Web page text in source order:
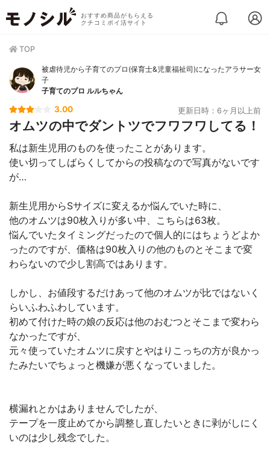
おすすめ商品がもらえる
クチコミポイ活サイト
TOP
被虐待児から子育てのプロ(保育士&児童福祉司)になったアラサー女
子
子育てのプロ ルルちゃん
3.00 更新日時：6ヶ月以上前
オムツの中でダントツでフワフワしてる！
私は新生児用のものを使ったことがあります。
使い切ってしばらくしてからの投稿なので写真がないです
が…
新生児用からSサイズに変えるか悩んでいた時に、
他のオムツは90枚入りが多い中、こちらは63枚。
悩んでいたタイミングだったので個人的にはちょうどよか
ったのですが、価格は90枚入りの他のものとそこまで変
わらないので少し割高ではあります。
しかし、お値段するだけあって他のオムツが比ではないく
らいふわふわしています。
初めて付けた時の娘の反応は他のおむつとそこまで変わら
なかったですが、
元々使っていたオムツに戻すとやはりこっちの方が良かっ
たみたいでちょっと機嫌が悪くなっていました。
横漏れとかはありませんでしたが、
テープを一度止めてから調整し直したいときに剥がしにく
いのは少し残念でした。